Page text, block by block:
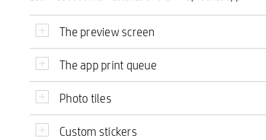
The preview screen
The app print queue
Photo tiles
Custom stickers